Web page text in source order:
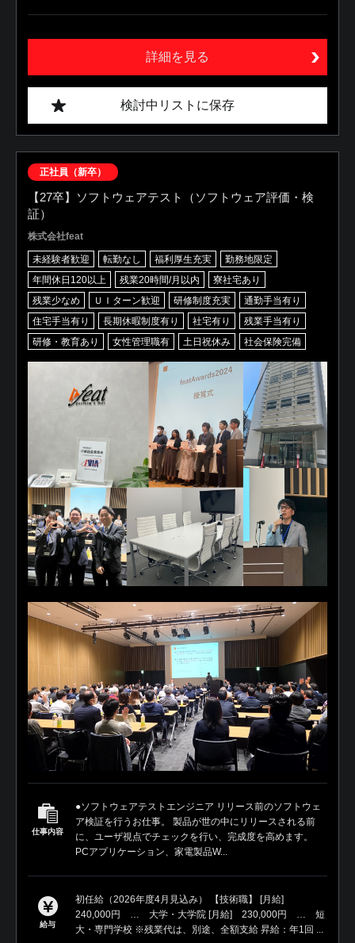
詳細を見る
検討中リストに保存
正社員（新卒）
【27卒】ソフトウェアテスト（ソフトウェア評価・検
証）
株式会社feat
未経験者歓迎 転勤なし 福利厚生充実
勤務地限定
年間休日120以上
残業20時間/月以内
寮社宅あり
残業少なめ
ＵＩターン歓迎 研修制度充実
通勤手当有り
住宅手当有り
長期休暇制度有り 社宅有り
残業手当有り
研修・教育あり
女性管理職有 土日祝休み 社会保険完備
仕事内容
●ソフトウェアテストエンジニア リリース前のソフトウェ
ア検証を行うお仕事。 製品が世の中にリリースされる前
に、ユーザ視点でチェックを行い、完成度を高めます。
PCアプリケーション、家電製品W...
給与
初任給（2026年度4月見込み） 【技術職】 [月給]
240,000円 … 大学・大学院 [月給] 230,000円 … 短
大・専門学校 ※残業代は、別途、全額支給 昇給：年1回 ...